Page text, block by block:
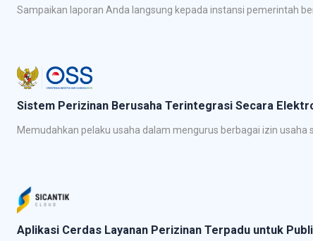
Sampaikan laporan Anda langsung kepada instansi pemerintah
Sistem Perizinan Berusaha Terintegrasi Secara
Memudahkan pelaku usaha dalam mengurus berbagai izin usaha
Aplikasi Cerdas Layanan Perizinan Terpadu untuk